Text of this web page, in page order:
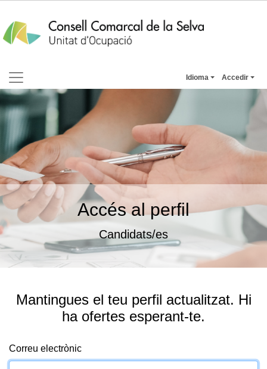
Idioma Accedir
Accés al perfil
Candidats/es
Mantingues el teu perfil actualitzat. Hi
ha ofertes esperant-te.
Correu electrònic